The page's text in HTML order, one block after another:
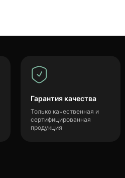
Гарантия качества
Только качественная и
сертифицированная
продукция